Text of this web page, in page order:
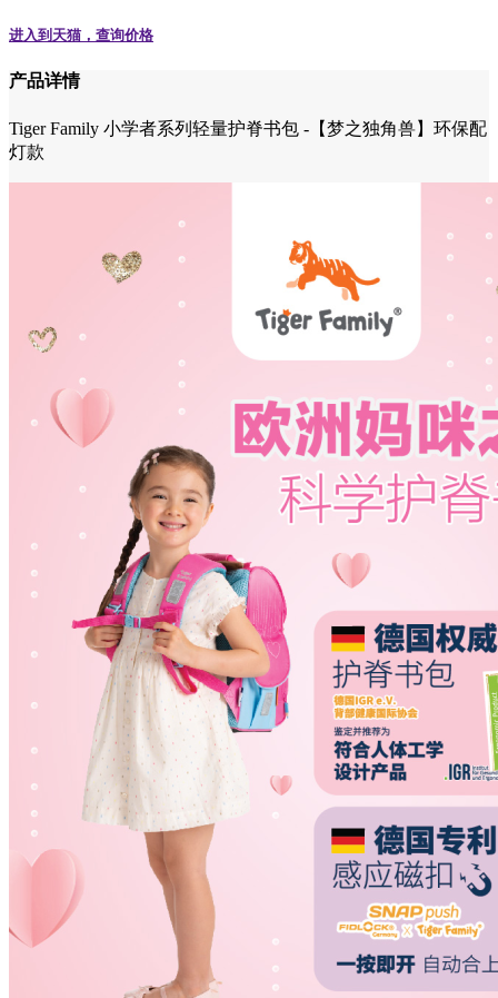
进入到天猫，查询价格
产品详情
Tiger Family 小学者系列轻量护脊书包 -【梦之独角兽】环保配
灯款